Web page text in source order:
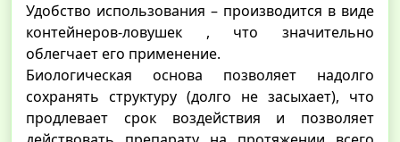
Удобство использования – производится в виде
контейнеров-ловушек , что значительно
облегчает его применение.
Биологическая основа позволяет надолго
сохранять структуру (долго не засыхает), что
продлевает срок воздействия и позволяет